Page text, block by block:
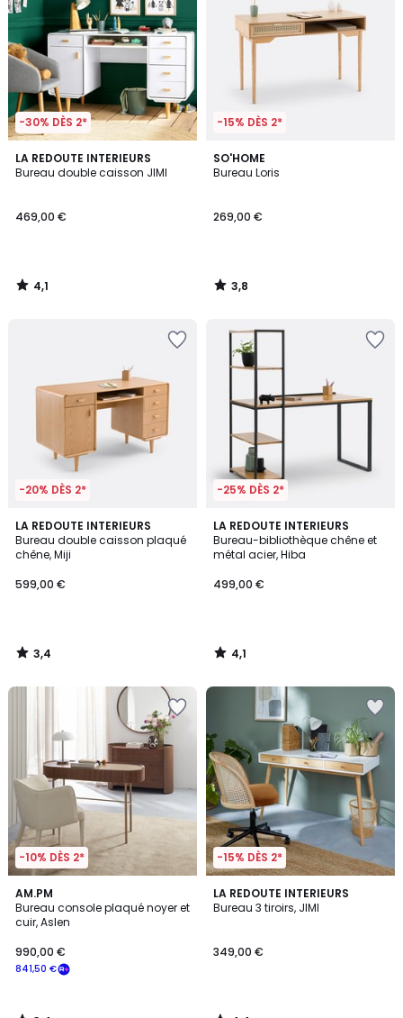
-30% DÈS 2*
LA REDOUTE INTERIEURS
Bureau double caisson JIMI
469,00 €
4,1
/ 5
4,1
/
-15% DÈS 2*
SO'HOME
Bureau Loris
269,00 €
3,8
/ 5
3,8
/
-20% DÈS 2*
LA REDOUTE INTERIEURS
Bureau double caisson plaqué
chêne, Miji
599,00 €
3,4
/ 5
3,4
/
-25% DÈS 2*
LA REDOUTE INTERIEURS
Bureau-bibliothèque chêne et
métal acier, Hiba
499,00 €
4,1
/ 5
4,1
/
-10% DÈS 2*
AM.PM
Bureau console plaqué noyer et
cuir, Aslen
841,50 €
990,00 €
3,4
/ 5
-15% DÈS 2*
LA REDOUTE INTERIEURS
Bureau 3 tiroirs, JIMI
349,00 €
4,4
/ 5